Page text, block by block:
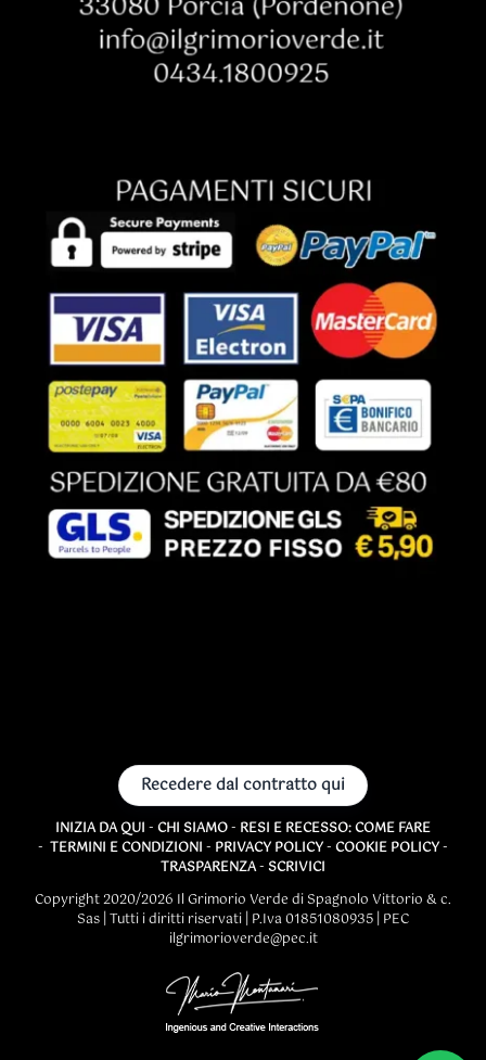
Recedere dal contratto qui
INIZIA DA QUI - CHI SIAMO- RESI E RECESSO: COME FARE
- TERMINI E CONDIZIONI - PRIVACY POLICY- COOKIE POLICY-
TRASPARENZA- SCRIVICI
Copyright 2020/2026 Il Grimorio Verde di Spagnolo Vittorio & c.
Sas | Tutti i diritti riservati | P.Iva 01851080935 | PEC
ilgrimorioverde@pec.it